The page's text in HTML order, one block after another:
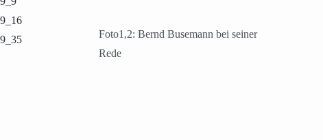
Foto1,2: Bernd Busemann bei seiner
Rede